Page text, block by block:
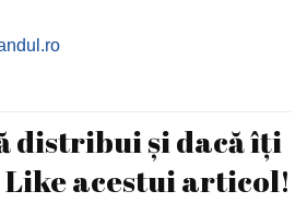
distribui și dacă îți
Like acestui articol!